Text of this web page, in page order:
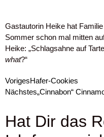
Gastautorin Heike hat
Sommer schon mal mitten
Heike: „Schlagsahne auf
what?“
VorigesHafer-Cookies
Nächstes„Cinnabon“
Hat Dir das